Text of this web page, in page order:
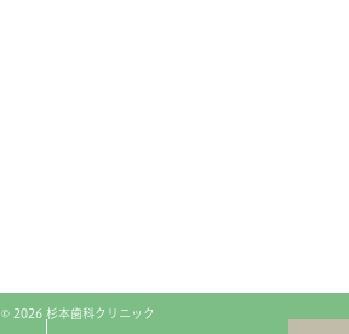
© 2026 杉本歯科クリニック